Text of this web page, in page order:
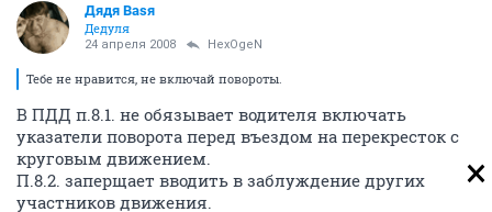
Дядя Ваsя
Дедуля
24 апреля 2008 HexOgeN
Тебе не нравится, не включай повороты.
В ПДД п.8.1. не обязывает водителя включать
указатели поворота перед въездом на перекресток с
круговым движением.
П.8.2. заперщает вводить в заблуждение других
участников движения.